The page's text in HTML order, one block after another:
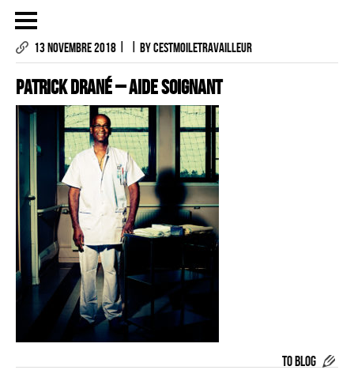
LES PHOTOGRAPHIES
LE PROJET
13 NOVEMBRE 2018 | | BY CESTMOILETRAVAILLEUR
Patrick DRANÉ – AIDE SOIGNANT
TO BLOG